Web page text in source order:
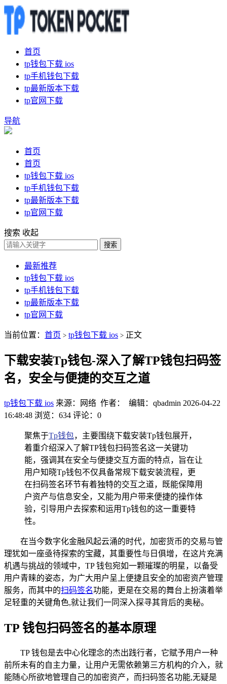
首页
tp钱包下载 ios
tp手机钱包下载
tp最新版本下载
tp官网下载
导航
首页
首页
tp钱包下载 ios
tp手机钱包下载
tp最新版本下载
tp官网下载
搜索 收起
搜索
最新推荐
tp钱包下载 ios
tp手机钱包下载
tp最新版本下载
tp官网下载
当前位置： 首页 > tp钱包下载 ios > 正文
下载安装Tp钱包-深入了解TP钱包扫码签
名，安全与便捷的交互之道
tp钱包下载 ios 来源：网络 作者： 编辑：qbadmin 2026-04-22
16:48:48 浏览：634 评论：0
聚焦于Tp钱包，主要围绕下载安装Tp钱包展开，
着重介绍深入了解TP钱包扫码签名这一关键功
能，强调其在安全与便捷交互方面的特点，旨在让
用户知晓Tp钱包不仅具备常规下载安装流程，更
在扫码签名环节有着独特的交互之道，既能保障用
户资产与信息安全，又能为用户带来便捷的操作体
验，引导用户去探索和运用Tp钱包的这一重要特
性。
在当今数字化金融风起云涌的时代，加密货币的交易与管
理犹如一座亟待探索的宝藏，其重要性与日俱增，在这片充满
机遇与挑战的领域中，TP 钱包宛如一颗璀璨的明星，以备受
用户青睐的姿态，为广大用户呈上便捷且安全的加密资产管理
服务，而其中的扫码签名功能，更是在交易的舞台上扮演着举
足轻重的关键角色,就让我们一同深入探寻其背后的奥秘。
TP 钱包扫码签名的基本原理
TP 钱包是去中心化理念的杰出践行者，它赋予用户一种
前所未有的自主力量，让用户无需依赖第三方机构的介入，就
能随心所欲地管理自己的加密资产，而扫码签名功能,无疑是